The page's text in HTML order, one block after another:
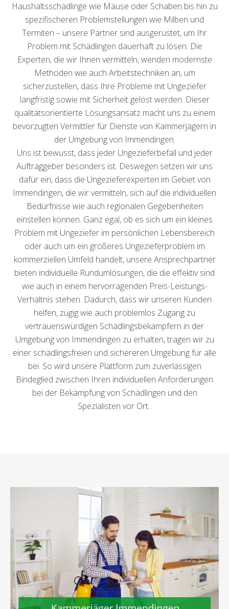
Haushaltsschädlinge wie Mäuse oder Schaben bis hin zu
spezifischeren Problemstellungen wie Milben und
Termiten – unsere Partner sind ausgerüstet, um Ihr
Problem mit Schädlingen dauerhaft zu lösen. Die
Experten, die wir Ihnen vermitteln, wenden modernste
Methoden wie auch Arbeitstechniken an, um
sicherzustellen, dass Ihre Probleme mit Ungeziefer
langfristig sowie mit Sicherheit gelöst werden. Dieser
qualitätsorientierte Lösungsansatz macht uns zu einem
bevorzugten Vermittler für Dienste von Kammerjägern in
der Umgebung von Immendingen.
Uns ist bewusst, dass jeder Ungezieferbefall und jeder
Auftraggeber besonders ist. Deswegen setzen wir uns
dafür ein, dass die Ungezieferexperten im Gebiet von
Immendingen, die wir vermitteln, sich auf die individuellen
Bedürfnisse wie auch regionalen Gegebenheiten
einstellen können. Ganz egal, ob es sich um ein kleines
Problem mit Ungeziefer im persönlichen Lebensbereich
oder auch um ein größeres Ungezieferproblem im
kommerziellen Umfeld handelt, unsere Ansprechpartner
bieten individuelle Rundumlösungen, die die effektiv sind
wie auch in einem hervorragenden Preis-Leistungs-
Verhältnis stehen. Dadurch, dass wir unseren Kunden
helfen, zügig wie auch problemlos Zugang zu
vertrauenswürdigen Schädlingsbekämpfern in der
Umgebung von Immendingen zu erhalten, tragen wir zu
einer schädlingsfreien und sichereren Umgebung für alle
bei. So wird unsere Plattform zum zuverlässigen
Bindeglied zwischen Ihren individuellen Anforderungen
bei der Bekämpfung von Schädlingen und den
Spezialisten vor Ort..